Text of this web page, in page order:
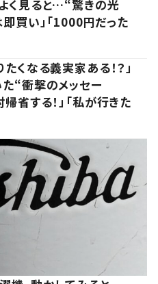
く見ると…“驚きの光
買い」「1000円だった
くなる義実家ある！？」
“衝撃のメッセー
省する！」「私が行きた